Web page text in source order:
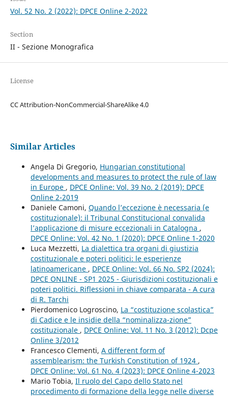
Vol. 52 No. 2 (2022): DPCE Online 2-2022
Section
II - Sezione Monografica
License
CC Attribution-NonCommercial-ShareAlike 4.0
Similar Articles
Angela Di Gregorio, Hungarian constitutional
developments and measures to protect the rule of law
in Europe , DPCE Online: Vol. 39 No. 2 (2019): DPCE
Online 2-2019
Daniele Camoni, Quando l’eccezione è necessaria (e
costituzionale): il Tribunal Constitucional convalida
l’applicazione di misure eccezionali in Catalogna ,
DPCE Online: Vol. 42 No. 1 (2020): DPCE Online 1-2020
Luca Mezzetti, La dialettica tra organi di giustizia
costituzionale e poteri politici: le esperienze
latinoamericane , DPCE Online: Vol. 66 No. SP2 (2024):
DPCE ONLINE - SP1 2025 - Giurisdizioni costituzionali e
poteri politici. Riflessioni in chiave comparata - A cura
di R. Tarchi
Pierdomenico Logroscino, La “costituzione scolastica”
di Cadice e le insidie della “nominalizza-zione”
costituzionale , DPCE Online: Vol. 11 No. 3 (2012): Dcpe
Online 3/2012
Francesco Clementi, A different form of
assemblearism: the Turkish Constitution of 1924 ,
DPCE Online: Vol. 61 No. 4 (2023): DPCE Online 4-2023
Mario Tobia, Il ruolo del Capo dello Stato nel
procedimento di formazione della legge nelle diverse